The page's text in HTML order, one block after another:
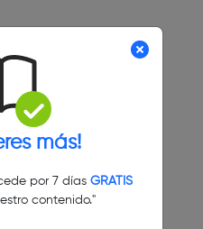
más!
por 7 días GRATIS
contenido."